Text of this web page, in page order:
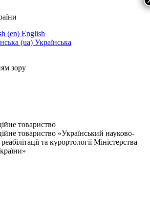
English
Українська
зору
товариство
товариство «Український науково-
та курортології Міністерства